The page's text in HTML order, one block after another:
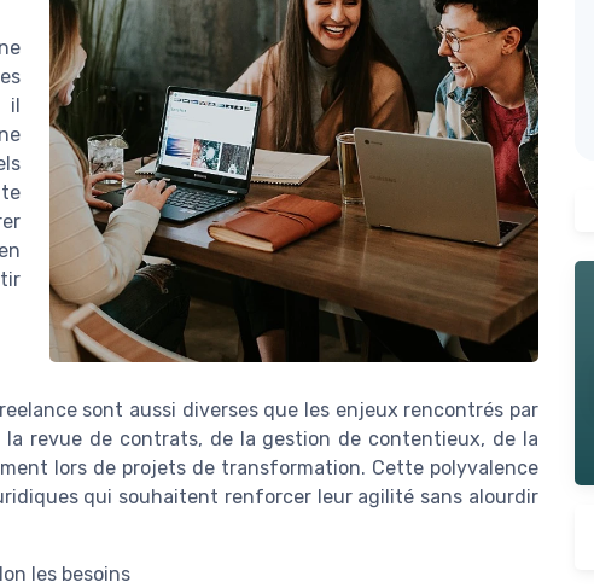
il
sont aussi diverses que les enjeux rencontrés par
la revue de contrats, de la gestion de contentieux, de la
lors de projets de transformation. Cette polyvalence
qui souhaitent renforcer leur agilité sans alourdir
les besoins